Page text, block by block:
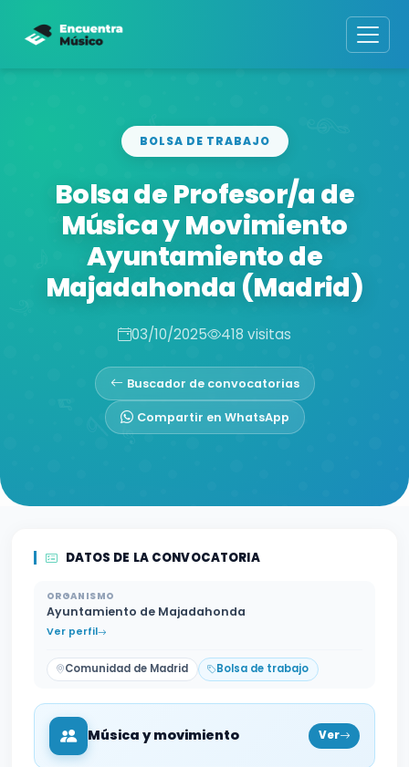
BOLSA DE TRABAJO
Bolsa de Profesor/a de
Música y Movimiento
Ayuntamiento de
Majadahonda (Madrid)
03/10/2025 418 visitas
Buscador de convocatorias
Compartir en WhatsApp
DATOS DE LA CONVOCATORIA
ORGANISMO
Ayuntamiento de Majadahonda
Ver perfil
Comunidad de Madrid Bolsa de trabajo
Música y movimiento Ver